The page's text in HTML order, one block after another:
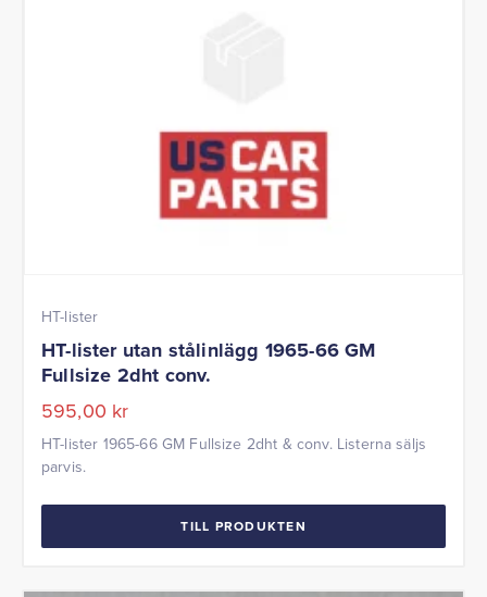
HT-lister
HT-lister utan stålinlägg 1965-66 GM
Fullsize 2dht conv.
595,00 kr
HT-lister 1965-66 GM Fullsize 2dht & conv. Listerna säljs
parvis.
TILL PRODUKTEN